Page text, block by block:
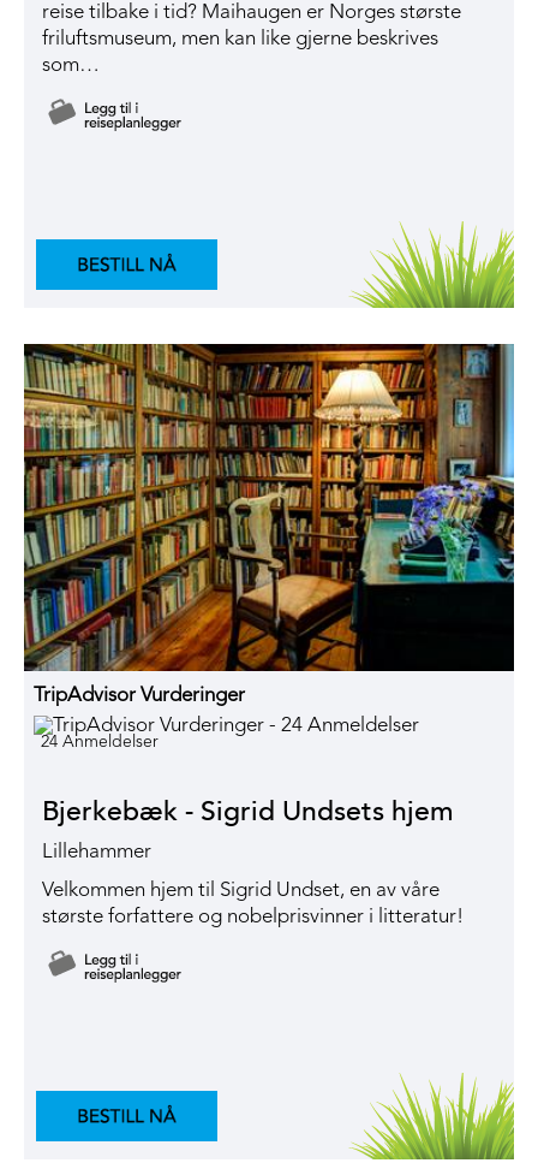
reise tilbake i tid? Maihaugen er Norges største
friluftsmuseum, men kan like gjerne beskrives
som…
TripAdvisor Vurderinger
24 Anmeldelser
Bjerkebæk - Sigrid Undsets hjem
Lillehammer
Velkommen hjem til Sigrid Undset, en av våre
største forfattere og nobelprisvinner i litteratur!